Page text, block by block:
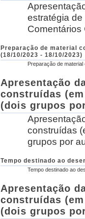
estratégia
Comentários
Preparação de material
(18/10/2023 - 18/10/2023)
Preparação de
Apresentação
construídas
(dois grupos
construídas
grupos por
Tempo destinado ao
Tempo destinado ao
Apresentação
construídas
(dois grupos